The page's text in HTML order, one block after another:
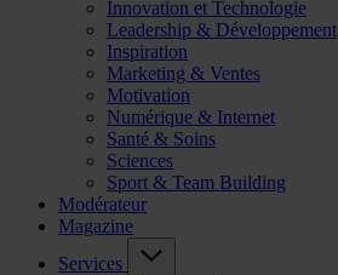
Innovation et Technologie
Leadership & Développement
Inspiration
Marketing & Ventes
Motivation
Numérique & Internet
Santé & Soins
Sciences
Sport & Team Building
Modérateur
Magazine
Services